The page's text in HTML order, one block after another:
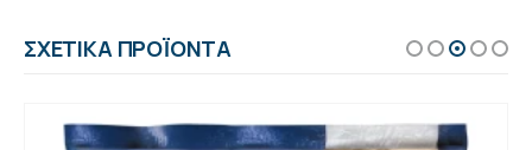
ΣΧΕΤΙΚΆ ΠΡΟΪΌΝΤΑ